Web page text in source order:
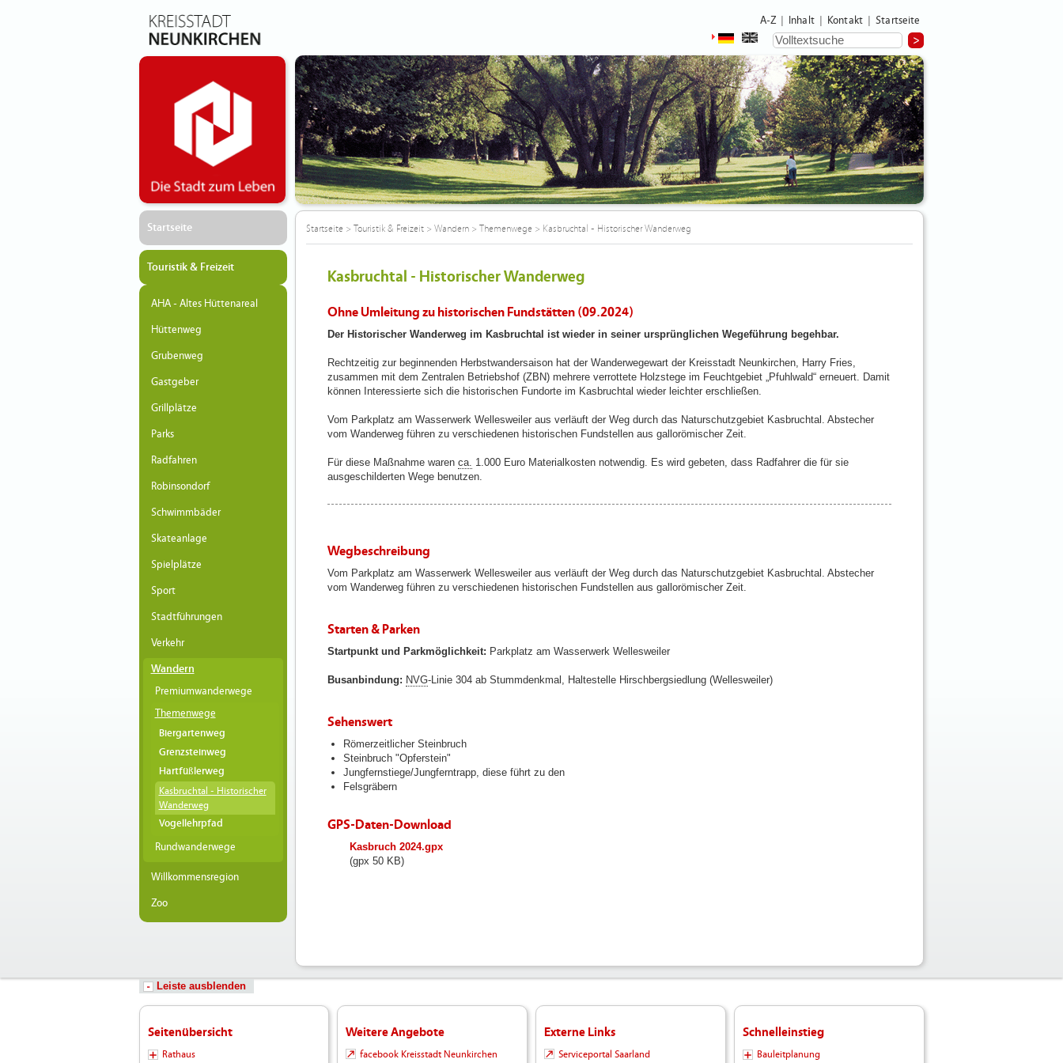
A-Z Inhalt Kontakt Startseite
Startseite
Touristik & Freizeit
AHA - Altes Hüttenareal
Hüttenweg
Grubenweg
Gastgeber
Grillplätze
Parks
Radfahren
Robinsondorf
Schwimmbäder
Skateanlage
Spielplätze
Sport
Stadtführungen
Verkehr
Wandern
Premiumwanderwege
Themenwege
Biergartenweg
Grenzsteinweg
Hartfüßlerweg
Kasbruchtal - Historischer
Wanderweg
Vogellehrpfad
Rundwanderwege
Willkommensregion
Zoo
Startseite> Touristik & Freizeit> Wandern> Themenwege> Kasbruchtal - Historischer Wanderweg
Kasbruchtal - Historischer Wanderweg
Ohne Umleitung zu historischen Fundstätten (09.2024)
Der Historischer Wanderweg im Kasbruchtal ist wieder in seiner ursprünglichen Wegeführung begehbar.
Rechtzeitig zur beginnenden Herbstwandersaison hat der Wanderwegewart der Kreisstadt Neunkirchen, Harry Fries,
zusammen mit dem Zentralen Betriebshof (ZBN) mehrere verrottete Holzstege im Feuchtgebiet „Pfuhlwald“ erneuert. Damit
können Interessierte sich die historischen Fundorte im Kasbruchtal wieder leichter erschließen.
Vom Parkplatz am Wasserwerk Wellesweiler aus verläuft der Weg durch das Naturschutzgebiet Kasbruchtal. Abstecher
vom Wanderweg führen zu verschiedenen historischen Fundstellen aus gallorömischer Zeit.
Für diese Maßnahme waren ca. 1.000 Euro Materialkosten notwendig. Es wird gebeten, dass Radfahrer die für sie
ausgeschilderten Wege benutzen.
Wegbeschreibung
Vom Parkplatz am Wasserwerk Wellesweiler aus verläuft der Weg durch das Naturschutzgebiet Kasbruchtal. Abstecher
vom Wanderweg führen zu verschiedenen historischen Fundstellen aus gallorömischer Zeit.
Starten & Parken
Startpunkt und Parkmöglichkeit: Parkplatz am Wasserwerk Wellesweiler
Busanbindung: NVG-Linie 304 ab Stummdenkmal, Haltestelle Hirschbergsiedlung (Wellesweiler)
Sehenswert
Römerzeitlicher Steinbruch
Steinbruch "Opferstein"
Jungfernstiege/Jungferntrapp, diese führt zu den
Felsgräbern
GPS-Daten-Download
fileadmin/user_upload/neunkirchen/10_Dateien-
Hochladen/102_Dateien-
Kasbruch 2024.gpx
(gpx 50 KB)
Leiste ausblenden
Seitenübersicht
Rathaus
Weitere Angebote
facebook Kreisstadt Neunkirchen
Externe Links
Serviceportal Saarland
Schnelleinstieg
Bauleitplanung